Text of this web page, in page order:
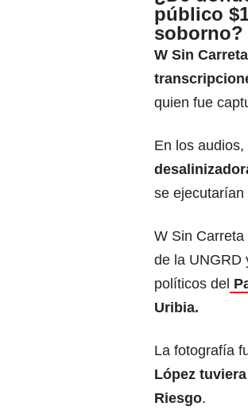
público
soborno?
W Sin
quien fue
En los audios,
se
W Sin
de la UNGRD
políticos del
Uribia.
La fotografía
López
Riesgo.